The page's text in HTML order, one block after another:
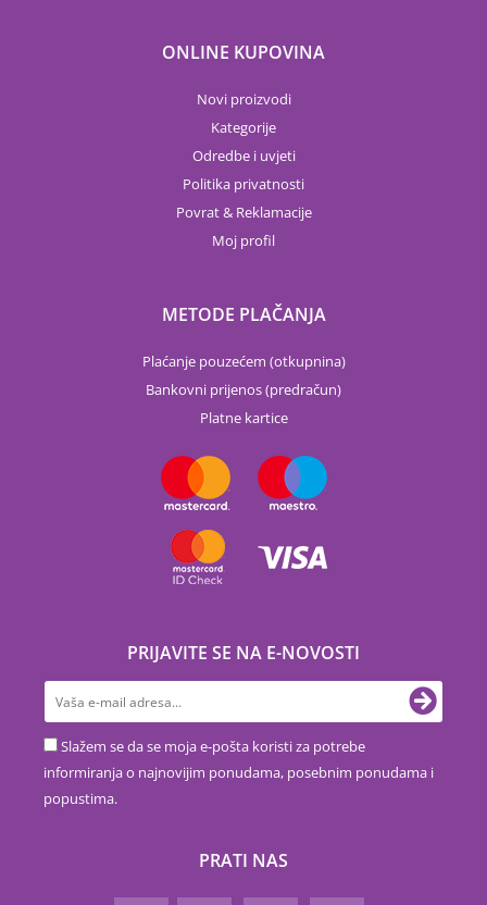
ONLINE KUPOVINA
Novi proizvodi
Kategorije
Odredbe i uvjeti
Politika privatnosti
Povrat & Reklamacije
Moj profil
METODE PLAČANJA
Plaćanje pouzećem (otkupnina)
Bankovni prijenos (predračun)
Platne kartice
PRIJAVITE SE NA E-NOVOSTI
Slažem se da se moja e-pošta koristi za potrebe
informiranja o najnovijim ponudama, posebnim ponudama i
popustima.
PRATI NAS